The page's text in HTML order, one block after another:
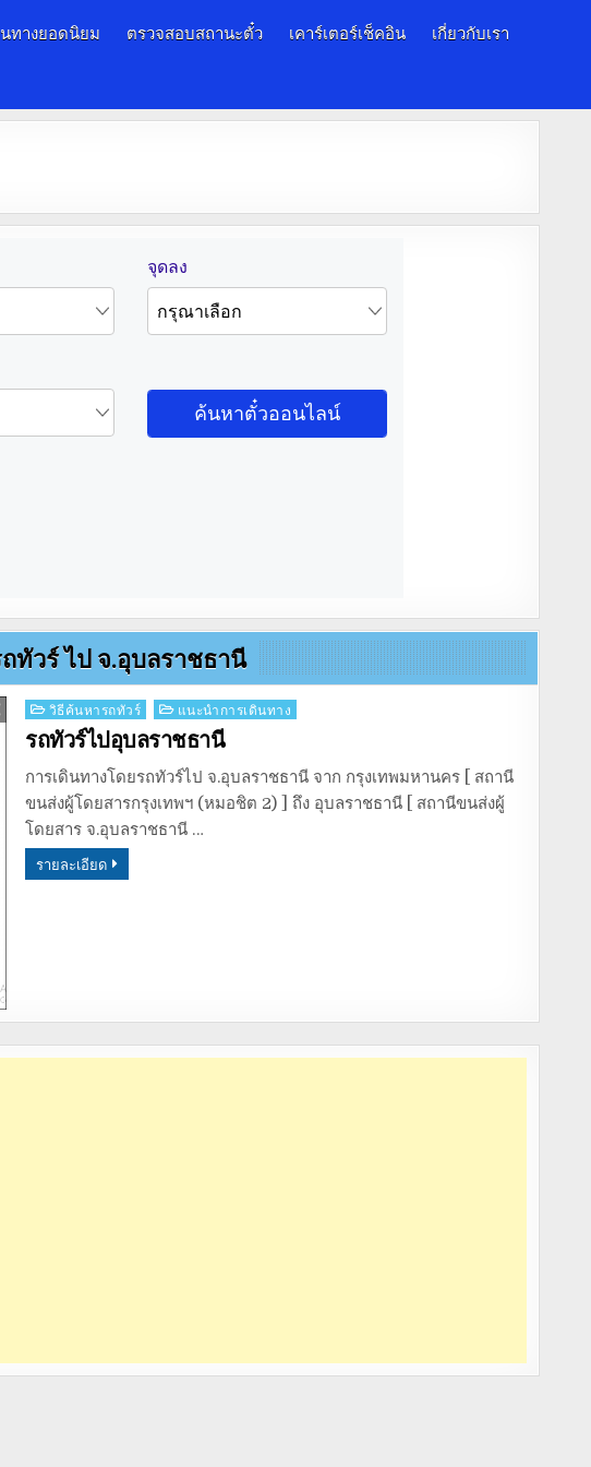
นทางยอดนิยม ตรวจสอบสถานะตั๋ว เคาร์เตอร์เช็คอิน
เกี่ยวกับเรา
ทัวร์ ไป จ.อุบลราชธานี
Posted
in
วิธีค้นหารถทัวร์ แนะนำการเดินทาง
รถทัวร์ไปอุบลราชธานี
การเดินทางโดยรถทัวร์ไป จ.อุบลราชธานี จาก กรุงเทพมหานคร [ สถานี
ขนส่งผู้โดยสารกรุงเทพฯ (หมอชิต 2) ] ถึง อุบลราชธานี [ สถานีขนส่งผู้
โดยสาร จ.อุบลราชธานี …
รายละเอียด